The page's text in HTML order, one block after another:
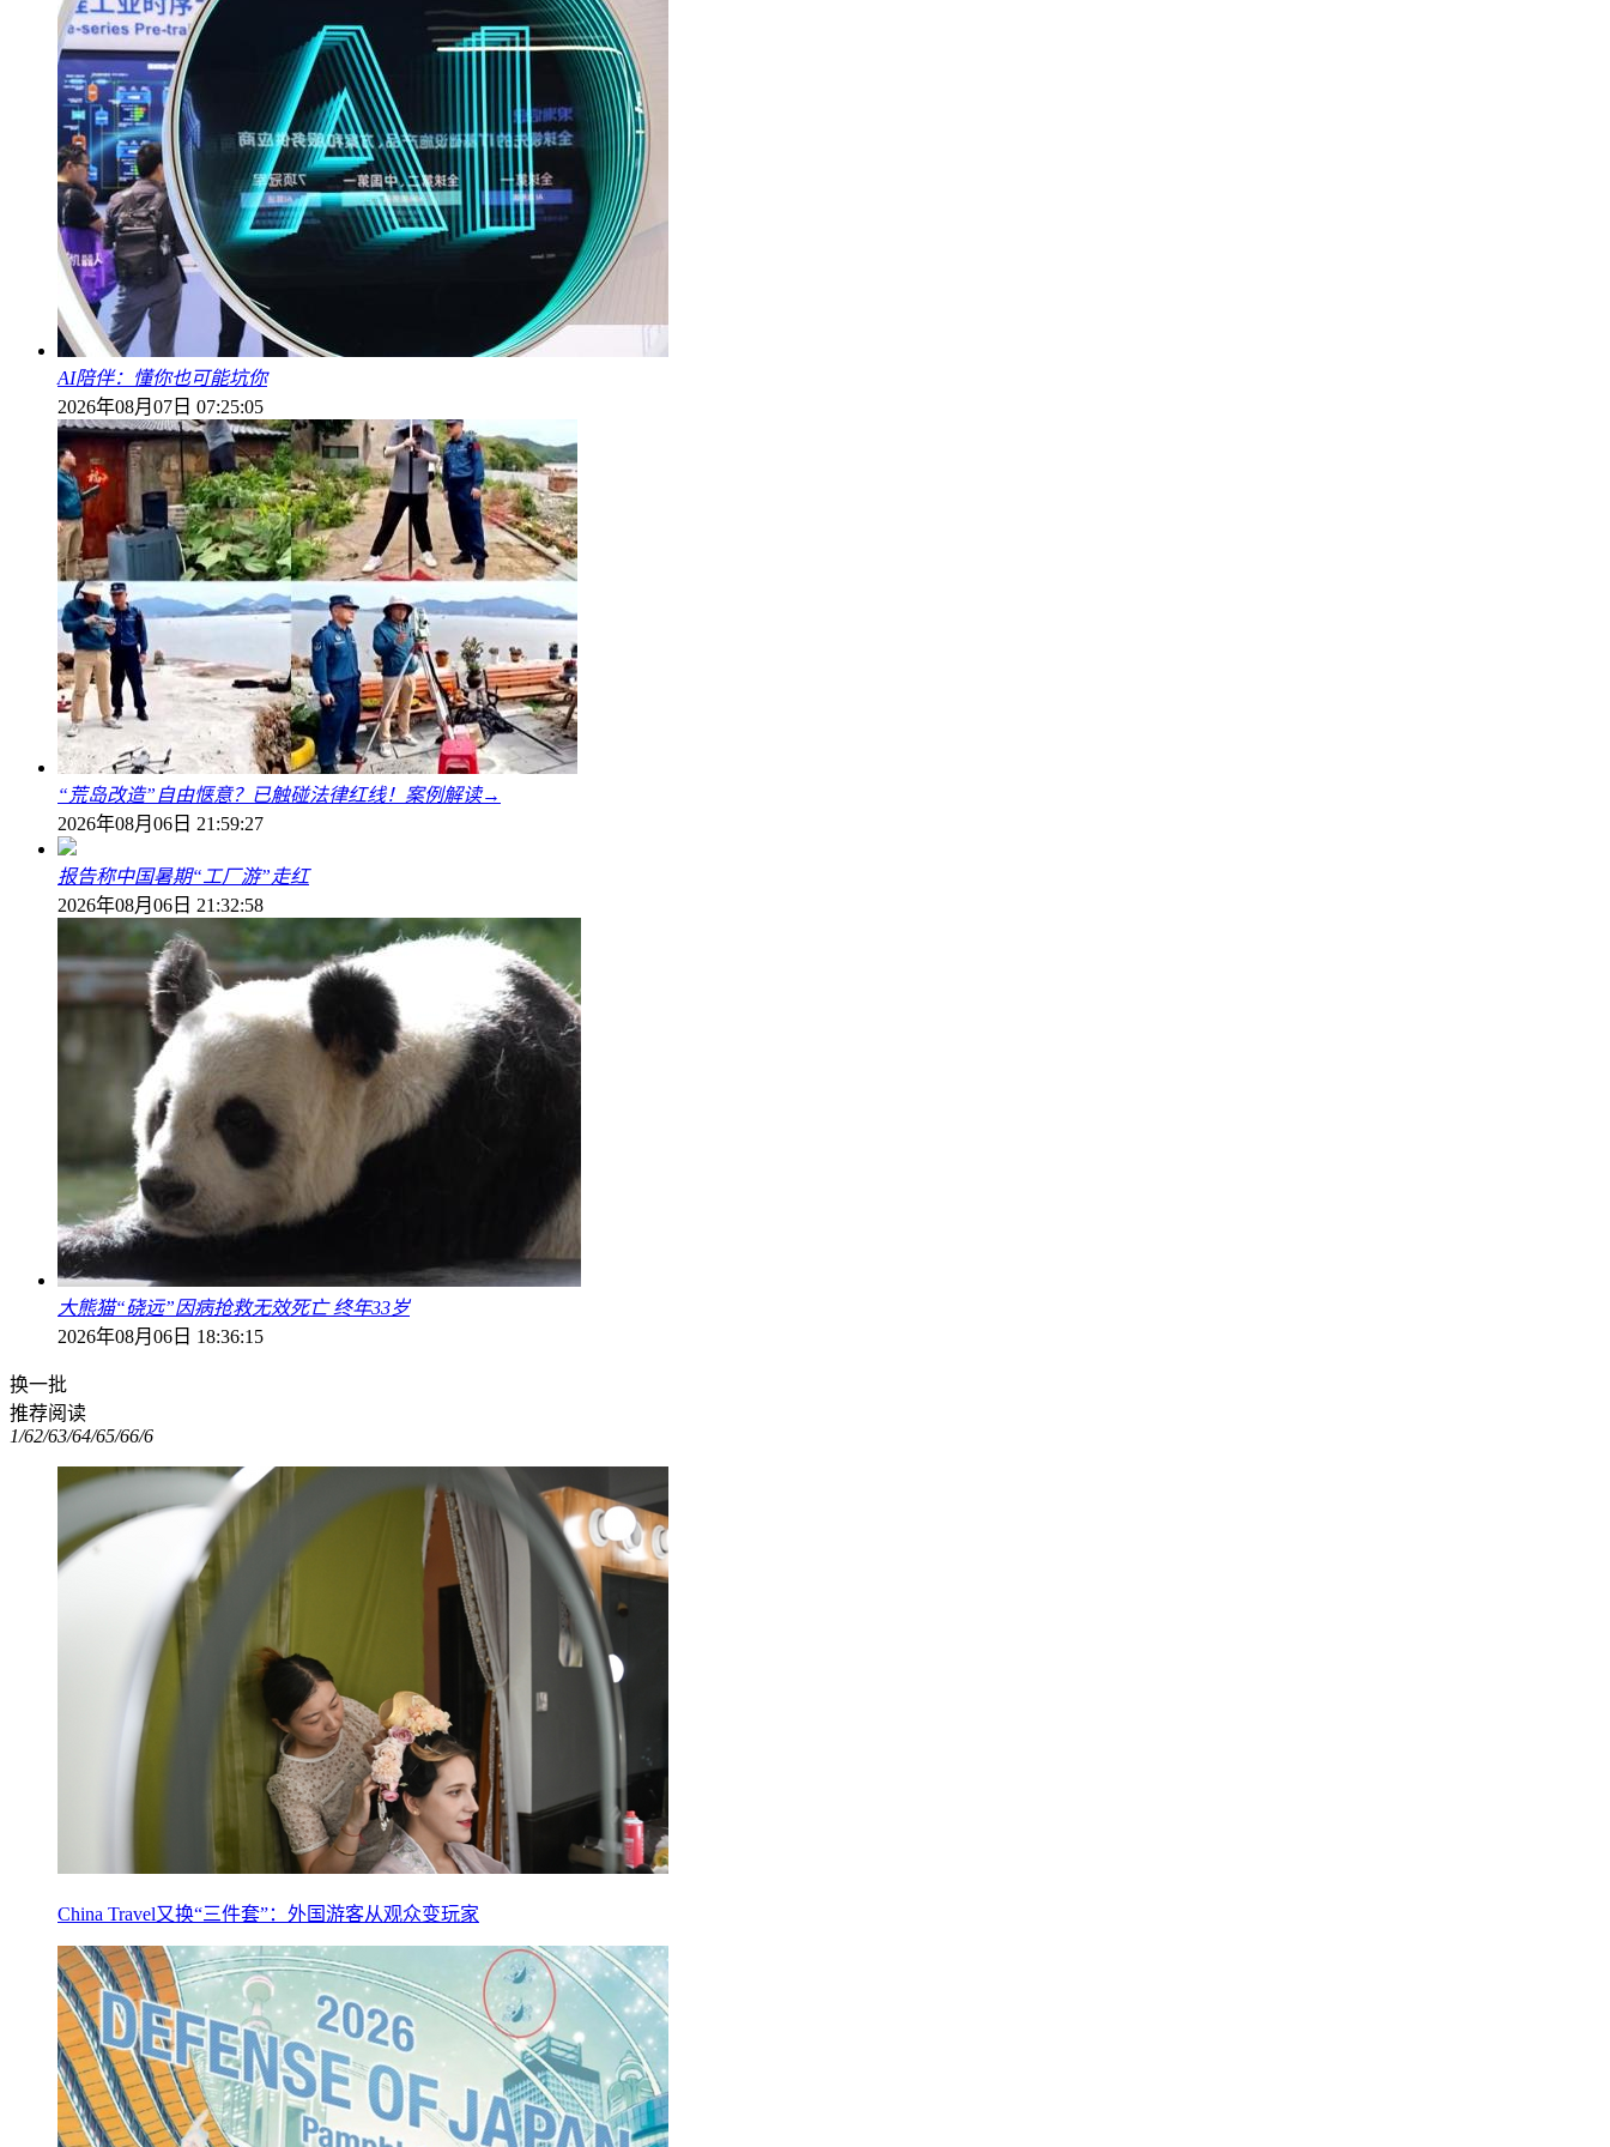
AI陪伴：懂你也可能坑你
2026年08月07日 07:25:05
“荒岛改造”自由惬意？已触碰法律红线！案例解读→
2026年08月06日 21:59:27
报告称中国暑期“工厂游”走红
2026年08月06日 21:32:58
大熊猫“硗远”因病抢救无效死亡 终年33岁
2026年08月06日 18:36:15
换一批
推荐阅读
1/62/63/64/65/66/6
China Travel又换“三件套”：外国游客从观众变玩家